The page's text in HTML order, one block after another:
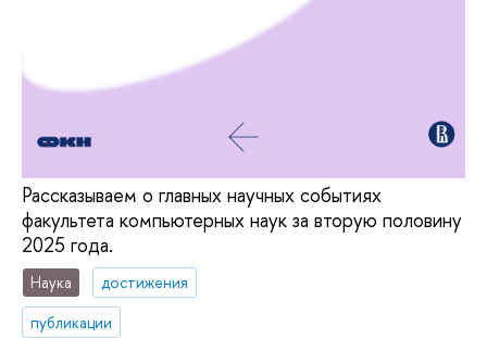
Рассказываем о главных научных событиях
факультета компьютерных наук за вторую половину
2025 года.
Наука
достижения
публикации